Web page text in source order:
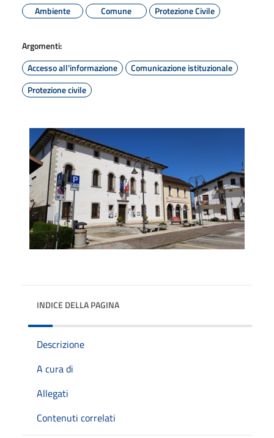
Ambiente
Comune Protezione Civile
Argomenti:
Accesso all'informazione
Comunicazione istituzionale
Protezione civile
INDICE DELLA PAGINA
Descrizione
A cura di
Allegati
Contenuti correlati